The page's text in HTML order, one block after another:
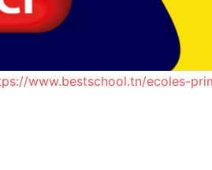
www.bestschool.tn/ecoles-